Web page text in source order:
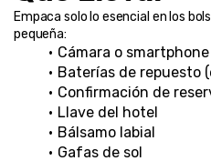
Empaca solo lo esencial en los
pequeña:
Cámara o smartphone
Baterías de repuesto
Confirmación de
Llave del hotel
Bálsamo labial
Gafas de sol